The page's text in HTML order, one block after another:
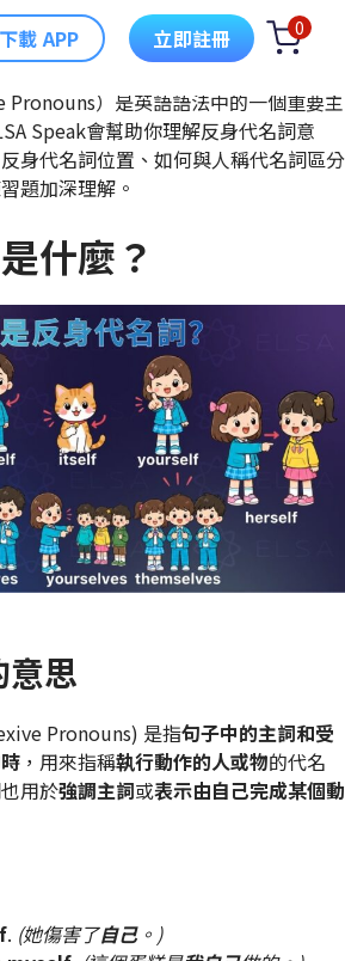
下載 APP 立即註冊 0
魚丸
Pronouns）是英語語法中的一個重要主
Speak會幫助你理解反身代名詞意
身代名詞位置、如何與人稱代名詞區分
題加深理解。
什麼？
意思
Pronouns) 是指句子中的主詞和受
，用來指稱執行動作的人或物的代名
用於強調主詞或表示由自己完成某個動
. (她傷害了自己。)